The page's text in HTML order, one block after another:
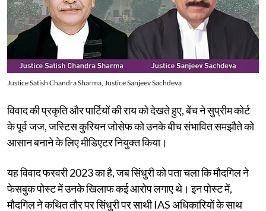
Justice Satish Chandra Sharma, Justice Sanjeev Sachdeva
विवाद की प्रकृति और पार्टियों की राय को देखते हुए, बेंच ने सुप्रीम कोर्ट
के पूर्व जज, जस्टिस कुरियन जोसेफ को उनके बीच संभावित समझौते को
आसान बनाने के लिए मीडिएटर नियुक्त किया।
यह विवाद फरवरी 2023 का है, जब सिंधुरी को पता चला कि मौदगिल ने
फेसबुक पोस्ट में उनके खिलाफ कई आरोप लगाए थे। इन पोस्ट में,
मौदगिल ने कथित तौर पर सिंधुरी पर साथी IAS अधिकारियों के साथ